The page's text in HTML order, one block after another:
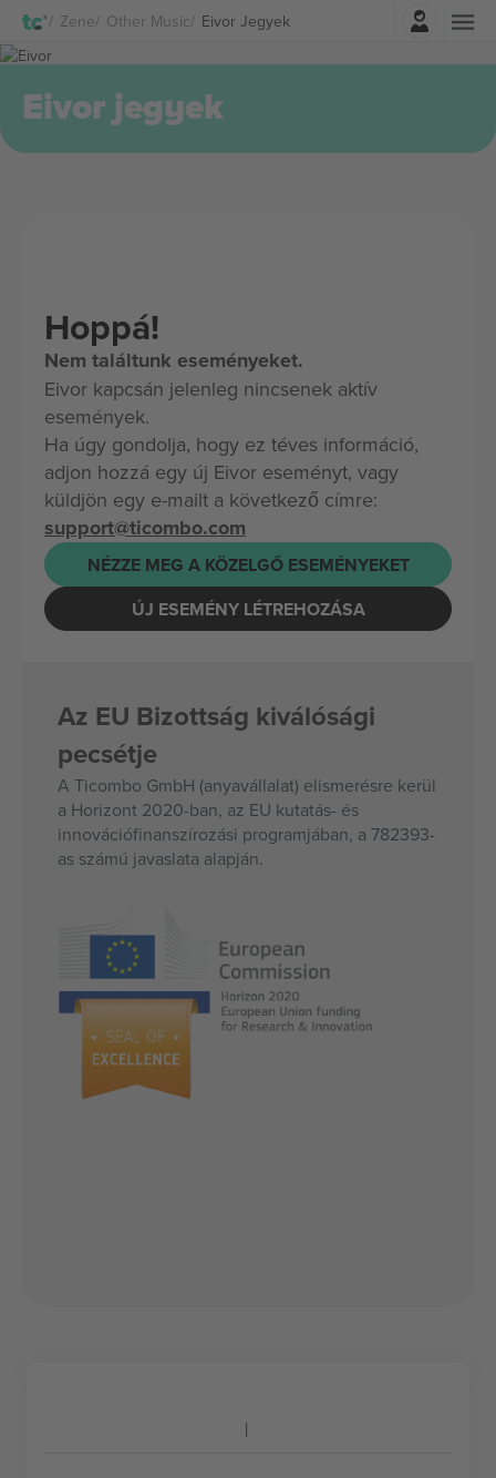
Zene Other Music Eivor JegyekBelépés
Eivor jegyek
Hoppá!
Nem találtunk eseményeket.
Eivor kapcsán jelenleg nincsenek aktív
események.
Ha úgy gondolja, hogy ez téves információ,
adjon hozzá egy új Eivor eseményt, vagy
küldjön egy e-mailt a következő címre:
support@ticombo.com
NÉZZE MEG A KÖZELGŐ ESEMÉNYEKET
ÚJ ESEMÉNY LÉTREHOZÁSA
Az EU Bizottság kiválósági
pecsétje
A Ticombo GmbH (anyavállalat) elismerésre kerül
a Horizont 2020-ban, az EU kutatás- és
innovációfinanszírozási programjában, a 782393-
as számú javaslata alapján.